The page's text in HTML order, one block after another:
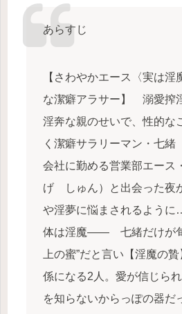
あらすじ
【さわやかエース〈実は淫
な潔癖アラサー】 溺愛搾
淫奔な親のせいで、性的な
く潔癖サラリーマン・七緒
会社に勤める営業部エー
げ しゅん）と出会った夜
や淫夢に悩まされるよう
体は淫魔―― 七緒だけが
上の蜜”だと言い【淫魔の
係になる2人。愛が信じら
を知らないからっぽの器だ